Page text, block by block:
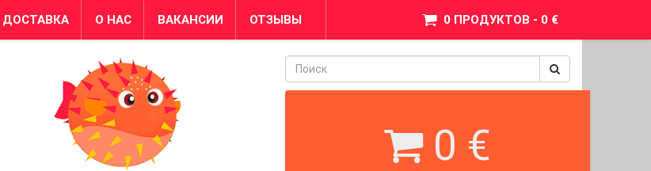
0 ПРОДУКТОВ - 0 €
ДОСТАВКА О НАС ВАКАНСИИ ОТЗЫВЫ
0 €